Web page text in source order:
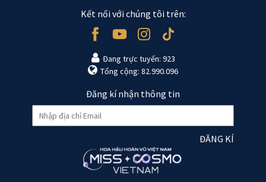
Kết nối với chúng tôi trên:
Đang trực tuyến: 923
Tổng cộng: 82.990.096
Đăng kí nhận thông tin
ĐĂNG KÍ